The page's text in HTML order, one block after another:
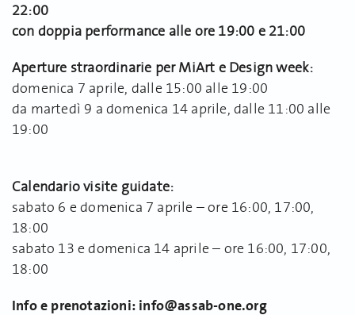
22:00
con doppia performance alle ore 19:00 e 21:00
Aperture straordinarie per MiArt e Design week:
domenica 7 aprile, dalle 15:00 alle 19:00
da martedì 9 a domenica 14 aprile, dalle 11:00 alle
19:00
Calendario visite guidate:
sabato 6 e domenica 7 aprile – ore 16:00, 17:00,
18:00
sabato 13 e domenica 14 aprile – ore 16:00, 17:00,
18:00
Info e prenotazioni: info@assab-one.org